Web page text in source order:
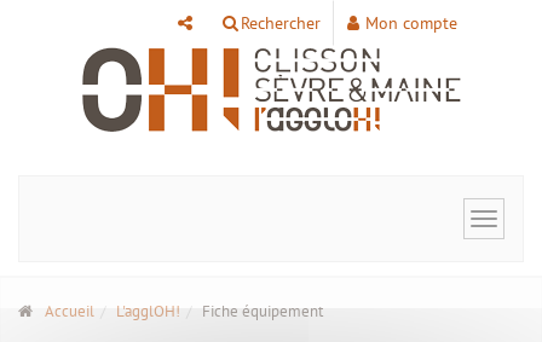
Rechercher Mon compte
Toggle
Accueil L'agglOH! Fiche équipement
Panneau de gestion des cookies